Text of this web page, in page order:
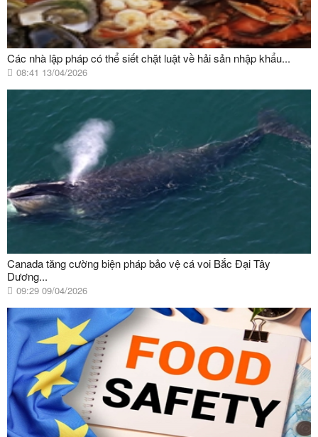
Các nhà lập pháp có thể siết chặt luật về hải sản nhập khẩu...
08:41 13/04/2026
Canada tăng cường biện pháp bảo vệ cá voi Bắc Đại Tây
Dương...
09:29 09/04/2026